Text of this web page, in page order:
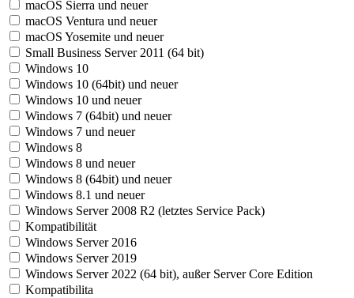
macOS Sierra und neuer
macOS Ventura und neuer
macOS Yosemite und neuer
Small Business Server 2011 (64 bit)
Windows 10
Windows 10 (64bit) und neuer
Windows 10 und neuer
Windows 7 (64bit) und neuer
Windows 7 und neuer
Windows 8
Windows 8 und neuer
Windows 8 (64bit) und neuer
Windows 8.1 und neuer
Windows Server 2008 R2 (letztes Service Pack)
Kompatibilität
Windows Server 2016
Windows Server 2019
Windows Server 2022 (64 bit), außer Server Core Edition
Kompatibilita